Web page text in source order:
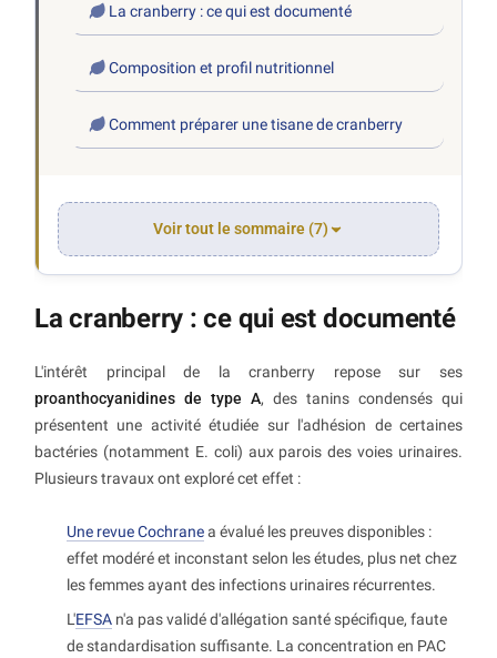
La cranberry : ce qui est documenté
Composition et profil nutritionnel
Comment préparer une tisane de cranberry
Voir tout le sommaire (7)
La cranberry : ce qui est documenté
L'intérêt principal de la cranberry repose sur ses
proanthocyanidines de type A, des tanins condensés qui
présentent une activité étudiée sur l'adhésion de certaines
bactéries (notamment E. coli) aux parois des voies urinaires.
Plusieurs travaux ont exploré cet effet :
Une revue Cochranea évalué les preuves disponibles :
effet modéré et inconstant selon les études, plus net chez
les femmes ayant des infections urinaires récurrentes.
L'EFSA n'a pas validé d'allégation santé spécifique, faute
de standardisation suffisante. La concentration en PAC